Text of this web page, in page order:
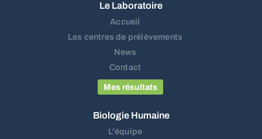
Le Laboratoire
Accueil
Les centres de prélèvements
News
Contact
Mes résultats
Biologie Humaine
L'équipe